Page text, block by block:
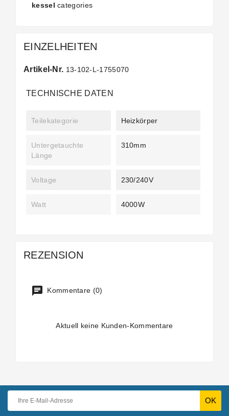
kessel categories
EINZELHEITEN
Artikel-Nr. 13-102-L-1755070
TECHNISCHE DATEN
Teilekategorie Heizkörper
Untergetauchte
Länge
310mm
Voltage 230/240V
Watt 4000W
REZENSION
Kommentare (0)
Aktuell keine Kunden-Kommentare